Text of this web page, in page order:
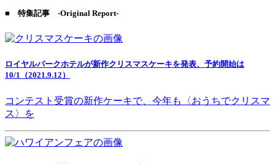
■ 特集記事 -Original Report-
ロイヤルパークホテルが新作クリスマスケーキを発表、予約開始は
10/1（2021.9.12）
コンテスト受賞の新作ケーキで、今年も〈おうちでクリスマ
ス〉を